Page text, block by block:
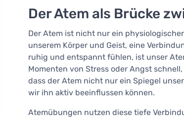
Der Atem als Brücke
Der Atem ist nicht nur ein
unserem Körper und Geist, eine
ruhig und entspannt fühlen, ist unser
Momenten von Stress oder Angst
dass der Atem nicht nur ein Spiegel
wir ihn aktiv beeinflussen können.
Atemübungen nutzen diese tiefe